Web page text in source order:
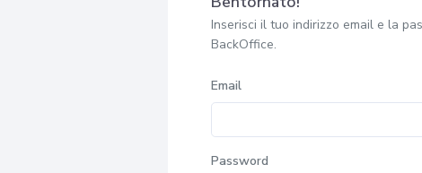
Inserisci il tuo indirizzo email e la
BackOffice.
Email
Password